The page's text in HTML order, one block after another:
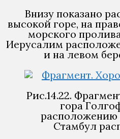
Внизу показано
высокой горе, на
морского
Иерусалим
и на левом
Рис.14.22.
гора
расположению
Стамбул